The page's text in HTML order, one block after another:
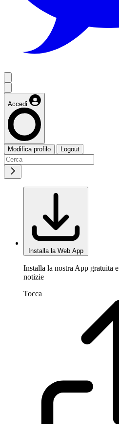
Accedi
Modifica profilo Logout
Installa la Web App
Installa la nostra App gratuita
notizie
Tocca